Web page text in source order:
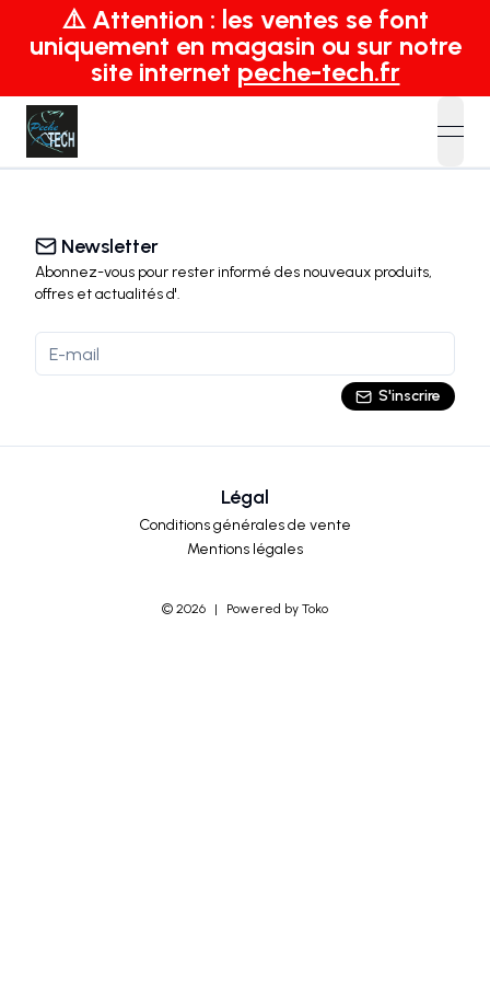
⚠️ Attention : les ventes se font
uniquement en magasin ou sur notre
site internet peche-tech.fr
Newsletter
Abonnez-vous pour rester informé des nouveaux produits,
offres et actualitésd'.
S'inscrire
Légal
Conditions générales de vente
Mentions légales
© 2026 | Powered by Toko